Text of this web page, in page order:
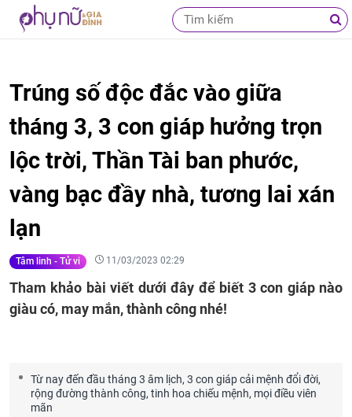
Trúng số độc đắc vào giữa
tháng 3, 3 con giáp hưởng trọn
lộc trời, Thần Tài ban phước,
vàng bạc đầy nhà, tương lai xán
lạn
Tâm linh - Tử vi 11/03/2023 02:29
Tham khảo bài viết dưới đây để biết 3 con giáp nào
giàu có, may mắn, thành công nhé!
Từ nay đến đầu tháng 3 âm lịch, 3 con giáp cải mệnh đổi đời,
rộng đường thành công, tinh hoa chiếu mệnh, mọi điều viên
mãn